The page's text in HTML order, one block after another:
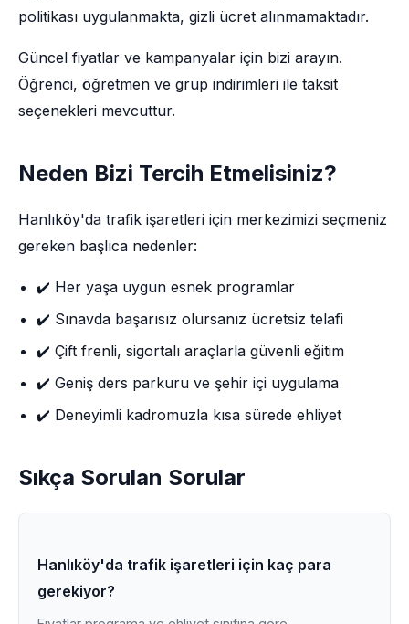
politikası uygulanmakta, gizli ücret alınmamaktadır.
Güncel fiyatlar ve kampanyalar için bizi arayın.
Öğrenci, öğretmen ve grup indirimleri ile taksit
seçenekleri mevcuttur.
Neden Bizi Tercih Etmelisiniz?
Hanlıköy'da trafik işaretleri için merkezimizi seçmeniz
gereken başlıca nedenler:
✔️ Her yaşa uygun esnek programlar
✔️ Sınavda başarısız olursanız ücretsiz telafi
✔️ Çift frenli, sigortalı araçlarla güvenli eğitim
✔️ Geniş ders parkuru ve şehir içi uygulama
✔️ Deneyimli kadromuzla kısa sürede ehliyet
Sıkça Sorulan Sorular
Hanlıköy'da trafik işaretleri için kaç para
gerekiyor?